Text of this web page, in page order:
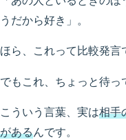
うだから好き」。
ほら、これって比較発言
でもこれ、ちょっと待っ
こういう言葉、実は相手
があるんです。